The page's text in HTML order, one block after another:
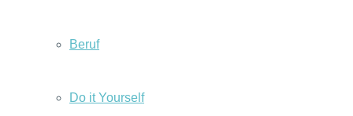
Beruf
Do it Yourself